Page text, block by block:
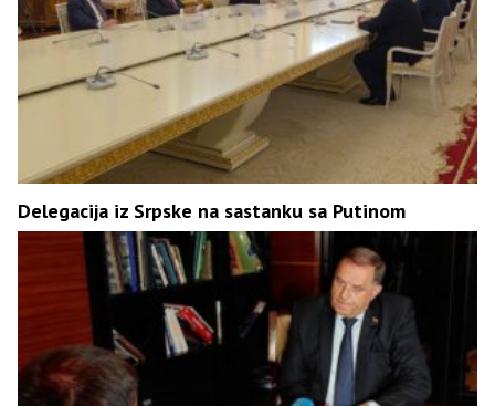
Delegacija iz Srpske na sastanku sa Putinom